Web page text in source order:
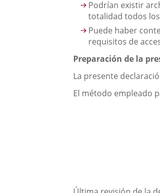
Podrían existir
totalidad todos
Puede haber
requisitos de
Preparación de la
La presente
El método empleado